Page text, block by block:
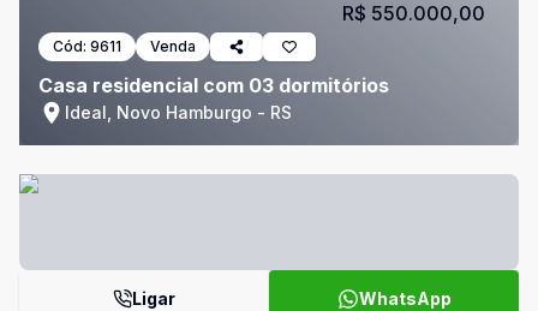
Cód: 9611 Venda
Casa residencial com 03 dormitórios
Ideal, Novo Hamburgo - RS
R$ 550.000,00
Ligar WhatsApp